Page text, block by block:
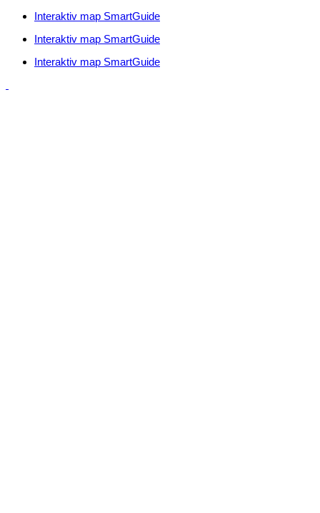
Interaktiv map SmartGuide
Interaktiv map SmartGuide
Interaktiv map SmartGuide